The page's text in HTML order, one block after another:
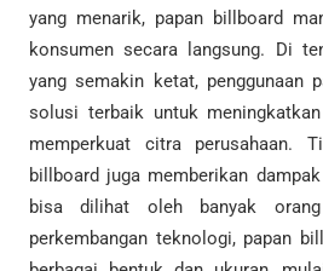
yang menarik, papan billboard
konsumen secara langsung. Di
yang semakin ketat, penggunaan
solusi terbaik untuk
memperkuat citra perusahaan.
billboard juga memberikan
bisa dilihat oleh banyak
perkembangan teknologi, papan